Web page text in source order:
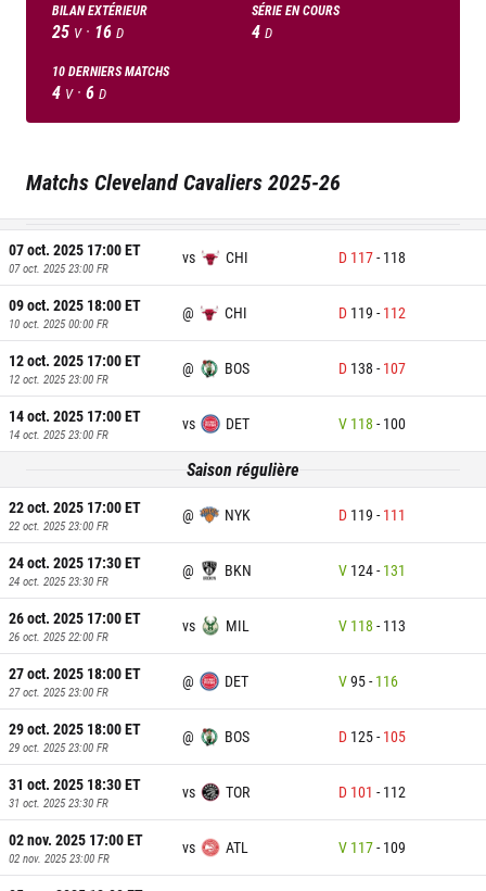
BILAN EXTÉRIEUR
25 V · 16 D
SÉRIE EN COURS
4 D
10DERNIERS MATCHS
4 V · 6 D
MatchsCleveland Cavaliers2025-26
07 oct. 2025 17:00ET
07 oct. 2025 23:00 FR
vs CHI D 117- 118
09 oct. 2025 18:00ET
10 oct. 2025 00:00 FR
@ CHI D 119 - 112
12 oct. 2025 17:00ET
12 oct. 2025 23:00 FR
@ BOS D 138 - 107
14 oct. 2025 17:00ET
14 oct. 2025 23:00 FR
vs DET V 118 - 100
Saison régulière
22 oct. 2025 17:00ET
22 oct. 2025 23:00 FR
@ NYK D 119 - 111
24 oct. 2025 17:30ET
24 oct. 2025 23:30 FR
@ BKN V 124- 131
26 oct. 2025 17:00ET
26 oct. 2025 22:00 FR
vs MIL V 118 - 113
27 oct. 2025 18:00ET
27 oct. 2025 23:00 FR
@ DET V95- 116
29 oct. 2025 18:00ET
29 oct. 2025 23:00 FR
@ BOS D 125- 105
31 oct. 2025 18:30ET
31 oct. 2025 23:30 FR
vs TOR D 101 - 112
02 nov. 2025 17:00ET
02 nov. 2025 23:00 FR
vs ATL V 117- 109